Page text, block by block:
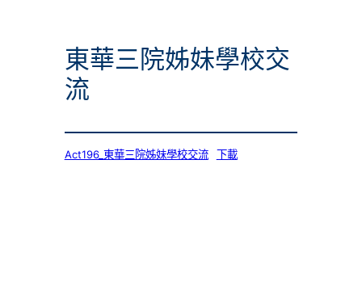
學校通告
東華三院姊妹學校交
流
Act196_東華三院姊妹學校交流 下載